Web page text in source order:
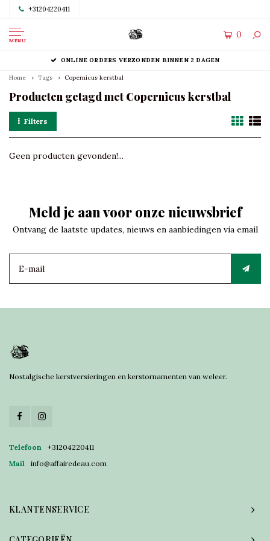
+31204220411
MENU
0
ONLINE ORDERS VERZONDEN BINNEN 2 DAGEN
Home Tags Copernicus kerstbal
Producten getagd met Copernicus kerstbal
Filters
Geen producten gevonden!...
Meld je aan voor onze nieuwsbrief
Ontvang de laatste updates, nieuws en aanbiedingen via email
Nostalgische kerstversieringen en kerstornamenten van weleer.
Telefoon
+31204220411
Mail
info@affairedeau.com
KLANTENSERVICE